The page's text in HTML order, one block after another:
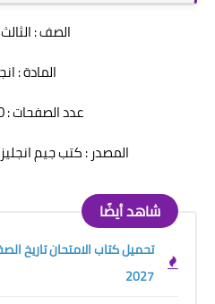
الصف :
المادة :
عدد الصفحات : 330 صفحة
المصدر : كتب جيم
شاهد أيضًا
تحميل كتاب الامتحان تاريخ
2027